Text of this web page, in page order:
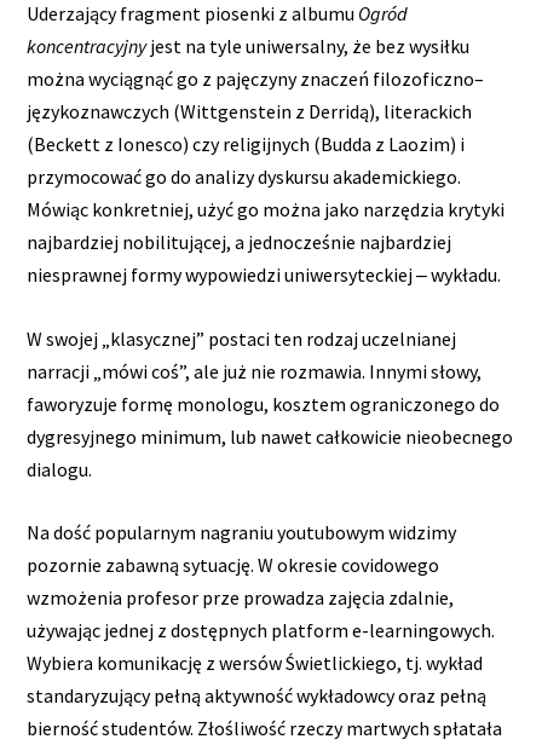
Uderzający fragment piosenki z albumu Ogród
koncentracyjnyjest na tyle uniwersalny, że bez wysiłku
można wyciągnąć go z pajęczyny znaczeń filozoficzno–
językoznawczych (Wittgenstein z Derridą), literackich
(Beckett z Ionesco) czy religijnych (Budda z Laozim) i
przymocować go do analizy dyskursu akademickiego.
Mówiąc konkretniej, użyć go można jako narzędzia krytyki
najbardziej nobilitującej, a jednocześnie najbardziej
niesprawnej formy wypowiedzi uniwersyteckiej ‒ wykładu.
W swojej „klasycznej” postaci ten rodzaj uczelnianej
narracji „mówi coś”, ale już nie rozmawia. Innymi słowy,
faworyzuje formę monologu, kosztem ograniczonego do
dygresyjnego minimum, lub nawet całkowicie nieobecnego
dialogu.
Na dość popularnym nagraniu youtubowym widzimy
pozornie zabawną sytuację. W okresie covidowego
wzmożenia profesor prze prowadza zajęcia zdalnie,
używając jednej z dostępnych platform e-learningowych.
Wybiera komunikację z wersów Świetlickiego, tj. wykład
standaryzujący pełną aktywność wykładowcy oraz pełną
bierność studentów. Złośliwość rzeczy martwych spłatała